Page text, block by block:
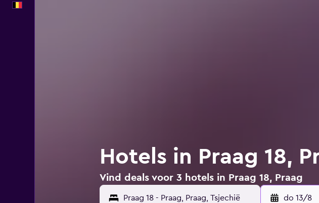
Hotels in Praag 18,
Vind deals voor 3 hotels in Praag 18, Praag
do 13/8